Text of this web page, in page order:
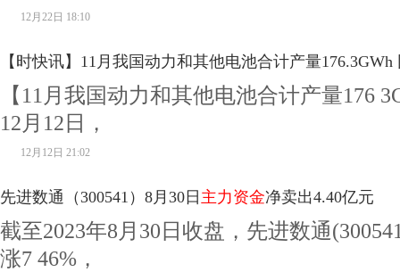
12月22日 18:10
【时快讯】11月我国动力和其他电池合计产量176.3GWh
【11月我国动力和其他电池合计产量176
12月12日，
12月12日 21:02
先进数通（300541）8月30日 主力资金净卖出4.40亿元
截至2023年8月30日收盘，先进数通
涨7 46%，